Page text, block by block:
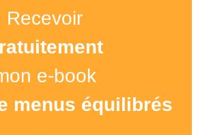
Recevoir
e-book
menus équilibrés